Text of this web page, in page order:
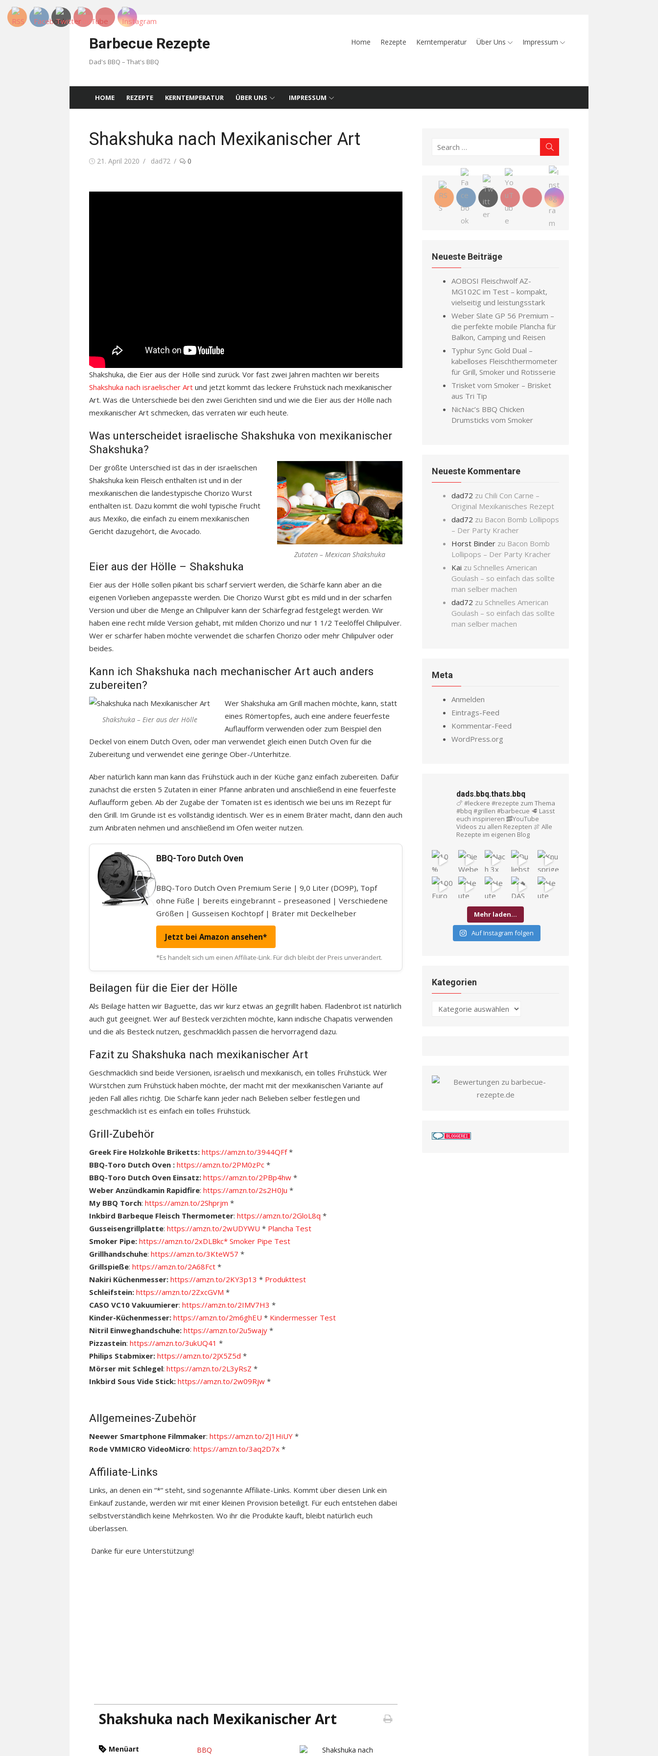
Skip
Barbecue Rezepte
Dad's BBQ – That's BBQ
Home Rezepte Kerntemperatur Über Uns Impressum
HOME REZEPTE KERNTEMPERATUR ÜBER UNS IMPRESSUM
Shakshuka nach Mexikanischer Art
Posted
21. April 2020 Author
dad72 0
Shakshuka, die Eier aus der Hölle sind zurück. Vor fast zwei Jahren machten wir bereits
Shakshuka nach israelischer Art und jetzt kommt das leckere Frühstück nach mexikanischer
Art. Was die Unterschiede bei den zwei Gerichten sind und wie die Eier aus der Hölle nach
mexikanischer Art schmecken, das verraten wir euch heute.
Was unterscheidet israelische Shakshuka von mexikanischer
Shakshuka?
Zutaten – Mexican Shakshuka
Der größte Unterschied ist das in der israelischen
Shakshuka kein Fleisch enthalten ist und in der
mexikanischen die landestypische Chorizo Wurst
enthalten ist. Dazu kommt die wohl typische Frucht
aus Mexiko, die einfach zu einem mexikanischen
Gericht dazugehört, die Avocado.
Eier aus der Hölle – Shakshuka
Eier aus der Hölle sollen pikant bis scharf serviert werden, die Schärfe kann aber an die
eigenen Vorlieben angepasste werden. Die Chorizo Wurst gibt es mild und in der scharfen
Version und über die Menge an Chilipulver kann der Schärfegrad festgelegt werden. Wir
haben eine recht milde Version gehabt, mit milden Chorizo und nur 1 1/2 Teelöffel Chilipulver.
Wer er schärfer haben möchte verwendet die scharfen Chorizo oder mehr Chilipulver oder
beides.
Kann ich Shakshuka nach mechanischer Art auch anders
zubereiten?
Shakshuka – Eier aus der Hölle
Wer Shakshuka am Grill machen möchte, kann, statt
eines Römertopfes, auch eine andere feuerfeste
Auflaufform verwenden oder zum Beispiel den
Deckel von einem Dutch Oven, oder man verwendet gleich einen Dutch Oven für die
Zubereitung und verwendet eine geringe Ober-/Unterhitze.
Aber natürlich kann man kann das Frühstück auch in der Küche ganz einfach zubereiten. Dafür
zunächst die ersten 5 Zutaten in einer Pfanne anbraten und anschließend in eine feuerfeste
Auflaufform geben. Ab der Zugabe der Tomaten ist es identisch wie bei uns im Rezept für
den Grill. Im Grunde ist es vollständig identisch. Wer es in einem Bräter macht, dann den auch
zum Anbraten nehmen und anschließend im Ofen weiter nutzen.
BBQ-Toro Dutch Oven
BBQ-Toro Dutch Oven Premium Serie | 9,0 Liter (DO9P), Topf
ohne Füße | bereits eingebrannt – preseasoned | Verschiedene
Größen | Gusseisen Kochtopf | Bräter mit Deckelheber
Jetzt bei Amazon ansehen*
*Es handelt sich um einen Affiliate-Link. Für dich bleibt der Preis unverändert.
Beilagen für die Eier der Hölle
Als Beilage hatten wir Baguette, das wir kurz etwas an gegrillt haben. Fladenbrot ist natürlich
auch gut geeignet. Wer auf Besteck verzichten möchte, kann indische Chapatis verwenden
und die als Besteck nutzen, geschmacklich passen die hervorragend dazu.
Fazit zu Shakshuka nach mexikanischer Art
Geschmacklich sind beide Versionen, israelisch und mexikanisch, ein tolles Frühstück. Wer
Würstchen zum Frühstück haben möchte, der macht mit der mexikanischen Variante auf
jeden Fall alles richtig. Die Schärfe kann jeder nach Belieben selber festlegen und
geschmacklich ist es einfach ein tolles Frühstück.
Grill-Zubehör
Greek Fire Holzkohle Briketts: https://amzn.to/3944QFf*
BBQ-Toro Dutch Oven : https://amzn.to/2PM0zPc *
BBQ-Toro Dutch Oven Einsatz: https://amzn.to/2PBp4hw *
Weber Anzündkamin Rapidfire: https://amzn.to/2s2H0Ju *
My BBQ Torch: https://amzn.to/2Shprjm *
Inkbird Barbeque Fleisch Thermometer: https://amzn.to/2GloL8q *
Gusseisengrillplatte: https://amzn.to/2wUDYWU * Plancha Test
Smoker Pipe: https://amzn.to/2xDLBkc* Smoker Pipe Test
Grillhandschuhe: https://amzn.to/3KteW57 *
Grillspieße: https://amzn.to/2A68Fct *
Nakiri Küchenmesser: https://amzn.to/2KY3p13 * Produkttest
Schleifstein: https://amzn.to/2ZxcGVM *
CASO VC10 Vakuumierer: https://amzn.to/2IMV7H3 *
Kinder-Küchenmesser: https://amzn.to/2m6ghEU * Kindermesser Test
Nitril Einweghandschuhe: https://amzn.to/2u5wajy *
Pizzastein: https://amzn.to/3ukUQ41 *
Philips Stabmixer: https://amzn.to/2JX5Z5d *
Mörser mit Schlegel: https://amzn.to/2L3yRsZ *
Inkbird Sous Vide Stick: https://amzn.to/2w09Rjw *
Allgemeines-Zubehör
Neewer Smartphone Filmmaker: https://amzn.to/2J1HiUY *
Rode VMMICRO VideoMicro: https://amzn.to/3aq2D7x *
Affiliate-Links
Links, an denen ein “*“ steht, sind sogenannte Affiliate-Links. Kommt über diesen Link ein
Einkauf zustande, werden wir mit einer kleinen Provision beteiligt. Für euch entstehen dabei
selbstverständlich keine Mehrkosten. Wo ihr die Produkte kauft, bleibt natürlich euch
überlassen.
Danke für eure Unterstützung!
Shakshuka nach Mexikanischer Art
Menüart BBQ
Search
Neueste Beiträge
AOBOSI Fleischwolf AZ-
MG102C im Test – kompakt,
vielseitig und leistungsstark
Weber Slate GP 56 Premium –
die perfekte mobile Plancha für
Balkon, Camping und Reisen
Typhur Sync Gold Dual –
kabelloses Fleischthermometer
für Grill, Smoker und Rotisserie
Trisket vom Smoker – Brisket
aus Tri Tip
NicNac’s BBQ Chicken
Drumsticks vom Smoker
Neueste Kommentare
dad72 zu Chili Con Carne –
Original Mexikanisches Rezept
dad72 zu Bacon Bomb Lollipops
– Der Party Kracher
Horst Binder zu Bacon Bomb
Lollipops – Der Party Kracher
Kai zu Schnelles American
Goulash – so einfach das sollte
man selber machen
dad72 zu Schnelles American
Goulash – so einfach das sollte
man selber machen
Meta
Anmelden
Eintrags-Feed
Kommentar-Feed
WordPress.org
dads.bbq.thats.bbq
🍗 #leckere #rezepte zum Thema
#bbq #grillen #barbecue 🥩 Lasst
euch inspirieren 🥓YouTube
Videos zu allen Rezepten 🍖 Alle
Rezepte im eigenen Blog
Mehr laden…
Auf Instagram folgen
Kategorien
Kategorien